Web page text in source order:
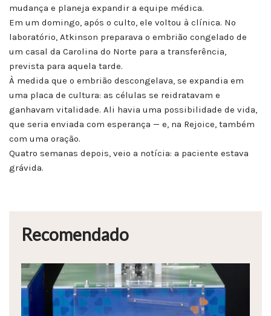
mudança e planeja expandir a equipe médica.
Em um domingo, após o culto, ele voltou à clínica. No
laboratório, Atkinson preparava o embrião congelado de
um casal da Carolina do Norte para a transferência,
prevista para aquela tarde.
À medida que o embrião descongelava, se expandia em
uma placa de cultura: as células se reidratavam e
ganhavam vitalidade. Ali havia uma possibilidade de vida,
que seria enviada com esperança — e, na Rejoice, também
com uma oração.
Quatro semanas depois, veio a notícia: a paciente estava
grávida.
Recomendado